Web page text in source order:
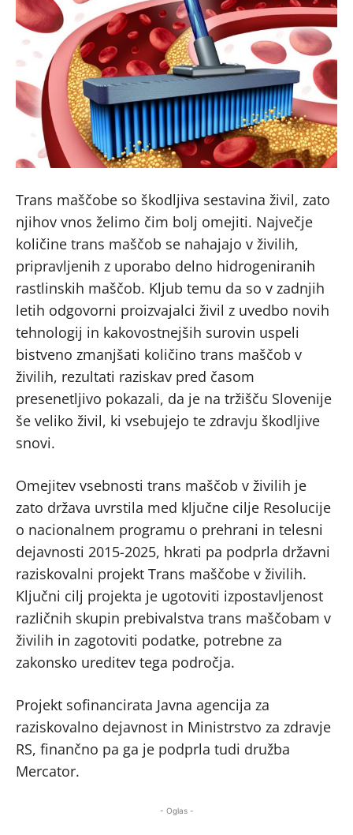
Trans maščobe so škodljiva sestavina živil, zato
njihov vnos želimo čim bolj omejiti. Največje
količine trans maščob se nahajajo v živilih,
pripravljenih z uporabo delno hidrogeniranih
rastlinskih maščob. Kljub temu da so v zadnjih
letih odgovorni proizvajalci živil z uvedbo novih
tehnologij in kakovostnejših surovin uspeli
bistveno zmanjšati količino trans maščob v
živilih, rezultati raziskav pred časom
presenetljivo pokazali, da je na tržišču Slovenije
še veliko živil, ki vsebujejo te zdravju škodljive
snovi.
Omejitev vsebnosti trans maščob v živilih je
zato država uvrstila med ključne cilje Resolucije
o nacionalnem programu o prehrani in telesni
dejavnosti 2015-2025, hkrati pa podprla državni
raziskovalni projekt Trans maščobe v živilih.
Ključni cilj projekta je ugotoviti izpostavljenost
različnih skupin prebivalstva trans maščobam v
živilih in zagotoviti podatke, potrebne za
zakonsko ureditev tega področja.
Projekt sofinancirata Javna agencija za
raziskovalno dejavnost in Ministrstvo za zdravje
RS, finančno pa ga je podprla tudi družba
Mercator.
- Oglas -